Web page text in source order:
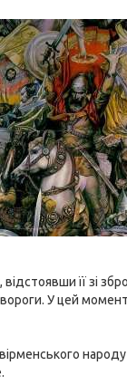
її зі
У цей